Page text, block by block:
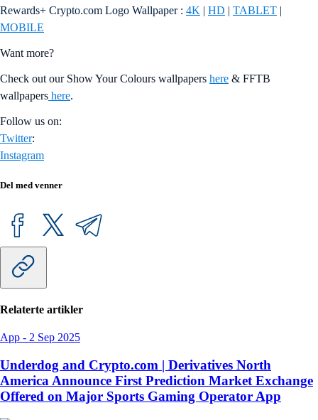
Rewards+ Crypto.com Logo Wallpaper : 4K | HD | TABLET |
MOBILE
Want more?
Check out our Show Your Colours wallpapers here & FFTB
wallpapers here.
Follow us on:
Twitter:
Instagram
Del med venner
Relaterte artikler
App - 2 Sep 2025
Underdog and Crypto.com | Derivatives North
America Announce First Prediction Market Exchange
Offered on Major Sports Gaming Operator App